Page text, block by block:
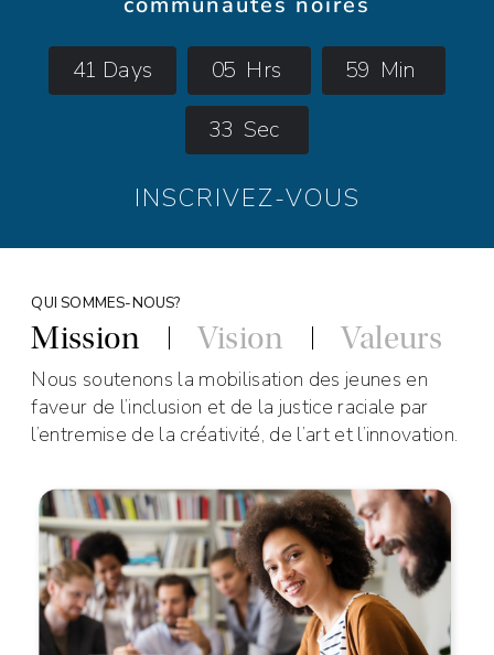
41 Days 05 Hrs 59 Min
32 Sec
INSCRIVEZ-VOUS
QUI SOMMES-NOUS?
Mission Vision Valeurs
Nous soutenons la mobilisation des jeunes en
faveur de l’inclusion et de la justice raciale par
l’entremise de la créativité, de l’art et l’innovation.